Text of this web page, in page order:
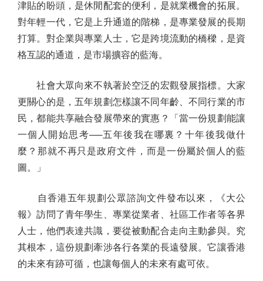
津貼的盼頭，是休閒配套的便利，是就業機會的拓展。
對年輕一代，它是上升通道的階梯，是專業發展的長期
打算。對企業與專業人士，它是跨境流動的橋樑，是資
格互認的通道，是市場擴容的藍海。
社會大眾向來不執著於空泛的宏觀發展指標。大家
更關心的是，五年規劃怎樣讓不同年齡、不同行業的市
民，都能共享融合發展帶來的實惠？「當一份規劃能讓
一個人開始思考──五年後我在哪裏？十年後我做什
麼？那就不再只是政府文件，而是一份屬於個人的藍
圖。」
自香港五年規劃公眾諮詢文件發布以來，《大公
報》訪問了青年學生、專業從業者、社區工作者等各界
人士，他們表達共識，要從被動配合走向主動參與。究
其根本，這份規劃牽涉各行各業的長遠發展。它讓香港
的未來有跡可循，也讓每個人的未來有處可依。